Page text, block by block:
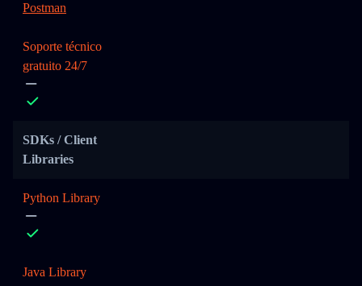
Postman
Soporte técnico
gratuito 24/7
SDKs / Client
Libraries
Python Library
Java Library